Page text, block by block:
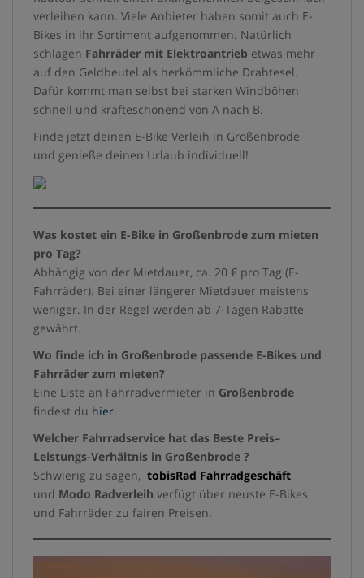
verleihen kann. Viele Anbieter haben somit auch E-
Bikes in ihr Sortiment aufgenommen. Natürlich
schlagen Fahrräder mit Elektroantrieb etwas mehr
auf den Geldbeutel als herkömmliche Drahtesel.
Dafür kommt man selbst bei starken Windböhen
schnell und kräfteschonend von A nach B.
Finde jetzt deinen E-Bike Verleih in Großenbrode
und genieße deinen Urlaub individuell!
Was kostet ein E-Bike in Großenbrode zum mieten
pro Tag?
Abhängig von der Mietdauer, ca. 20 € pro Tag (E-
Fahrräder). Bei einer längerer Mietdauer meistens
weniger. In der Regel werden ab 7-Tagen Rabatte
gewährt.
Wo finde ich in Großenbrode passende E-Bikes und
Fahrräder zum mieten?
Eine Liste an Fahrradvermieter in Großenbrode
findest du hier.
Welcher Fahrradservice hat das Beste Preis–
Leistungs-Verhältnis in Großenbrode ?
Schwierig zu sagen, tobisRad Fahrradgeschäft
und Modo Radverleih verfügt über neuste E-Bikes
und Fahrräder zu fairen Preisen.